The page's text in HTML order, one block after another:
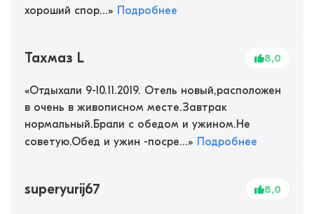
хороший спор...» Подробнее
Тахмаз L 8,0
«Отдыхали 9-10.11.2019. Отель новый,расположен
в очень в живописном месте.Завтрак
нормальный.Брали с обедом и ужином.Не
советую.Обед и ужин -посре...» Подробнее
superyurij67 8,0